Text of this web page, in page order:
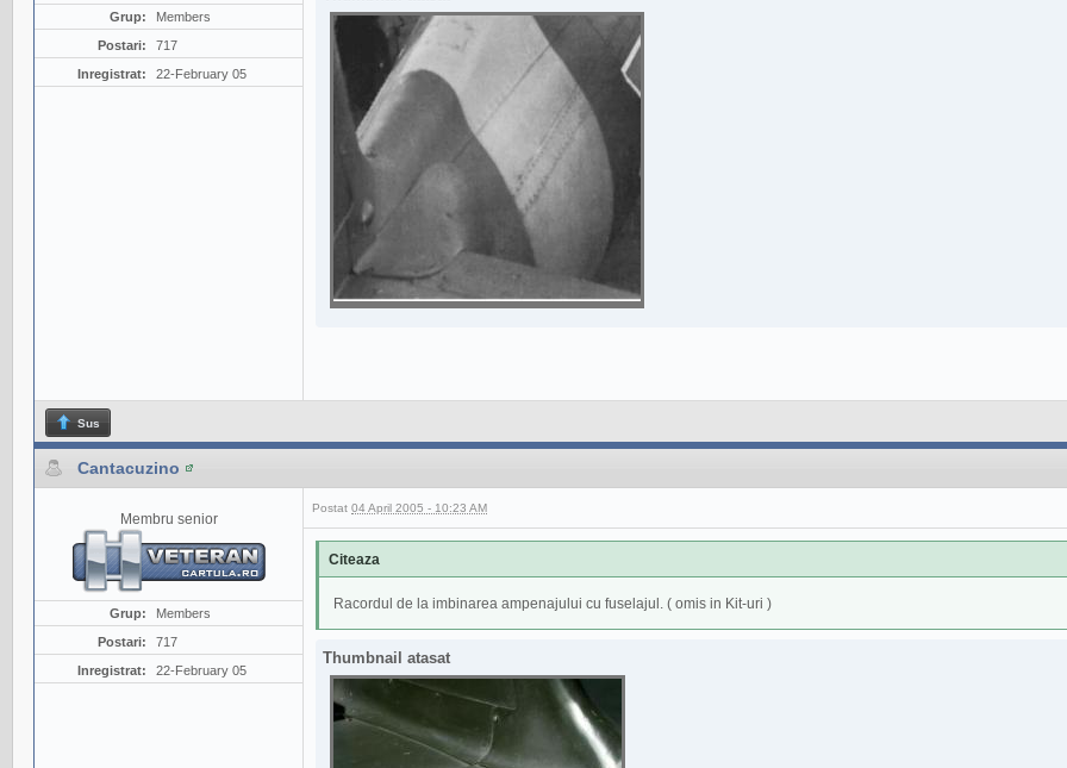
Grup:
Members
Postari:
717
Inregistrat:
22-February 05
Sus
Cantacuzino
Membru senior
Grup:
Members
Postari:
717
Inregistrat:
22-February 05
Postat 04 April 2005 - 10:23 AM
Citeaza
Racordul de la imbinarea ampenajului cu fuselajul. ( omis in Kit-uri )
Thumbnail atasat